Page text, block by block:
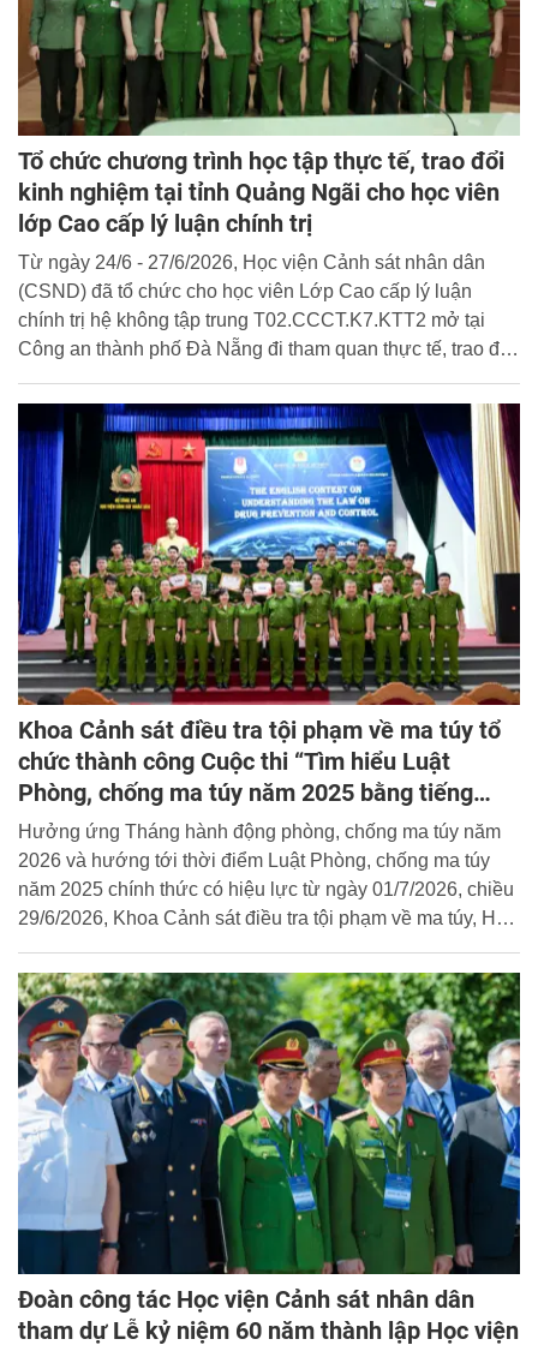
Tổ chức chương trình học tập thực tế, trao đổi
kinh nghiệm tại tỉnh Quảng Ngãi cho học viên
lớp Cao cấp lý luận chính trị
Từ ngày 24/6 - 27/6/2026, Học viện Cảnh sát nhân dân
(CSND) đã tổ chức cho học viên Lớp Cao cấp lý luận
chính trị hệ không tập trung T02.CCCT.K7.KTT2 mở tại
Công an thành phố Đà Nẵng đi tham quan thực tế, trao đổi
Khoa Cảnh sát điều tra tội phạm về ma túy tổ
chức thành công Cuộc thi “Tìm hiểu Luật
Phòng, chống ma túy năm 2025 bằng tiếng
Anh”
Hưởng ứng Tháng hành động phòng, chống ma túy năm
2026 và hướng tới thời điểm Luật Phòng, chống ma túy
năm 2025 chính thức có hiệu lực từ ngày 01/7/2026, chiều
29/6/2026, Khoa Cảnh sát điều tra tội phạm về ma túy, Học
Cuộc thi “Tìm hiểu Luật Phòng, chống ma túy năm 2025
bằng tiếng Anh”.
Đoàn công tác Học viện Cảnh sát nhân dân
tham dự Lễ kỷ niệm 60 năm thành lập Học viện